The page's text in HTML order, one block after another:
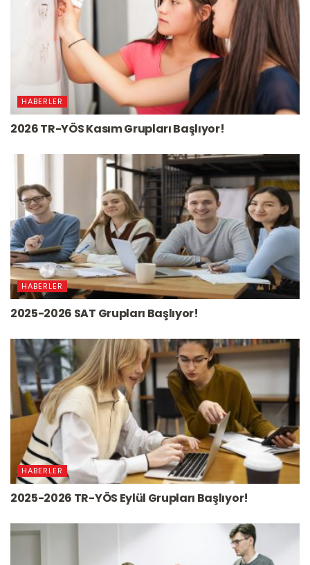
HABERLER
2026 TR-YÖS Kasım Grupları Başlıyor!
HABERLER
2025-2026 SAT Grupları Başlıyor!
HABERLER
2025-2026 TR-YÖS Eylül Grupları Başlıyor!